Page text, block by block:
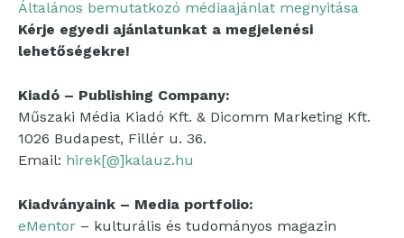
Általános bemutatkozó médiaajánlat megnyitása
Kérje egyedi ajánlatunkat a megjelenési
lehetőségekre!
Kiadó – Publishing Company:
Műszaki Média Kiadó Kft. & Dicomm Marketing Kft.
1026 Budapest, Fillér u. 36.
Email: hirek[@]kalauz.hu
Kiadványaink – Media portfolio:
eMentor – kulturális és tudományos magazin